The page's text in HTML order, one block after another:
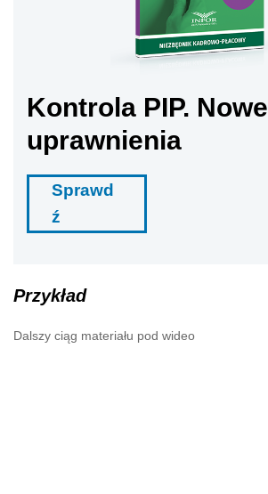
Kontrola PIP. Nowe
uprawnienia
Sprawd
ź
Przykład
Dalszy ciąg materiału pod wideo